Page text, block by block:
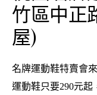
竹區中正
屋)
名牌運動鞋特賣會來
運動鞋只要290元起